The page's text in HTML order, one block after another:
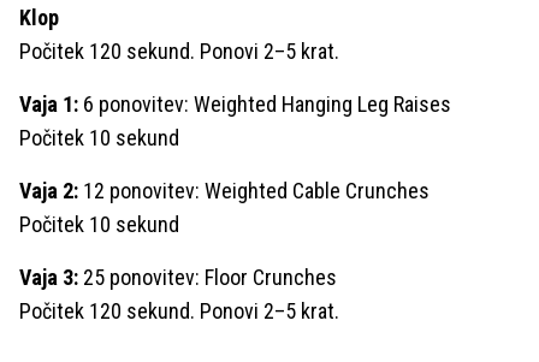
Klop
Počitek 120 sekund. Ponovi 2–5 krat.
Vaja 1: 6 ponovitev: Weighted Hanging Leg Raises
Počitek 10 sekund
Vaja 2: 12 ponovitev: Weighted Cable Crunches
Počitek 10 sekund
Vaja 3: 25 ponovitev: Floor Crunches
Počitek 120 sekund. Ponovi 2–5 krat.